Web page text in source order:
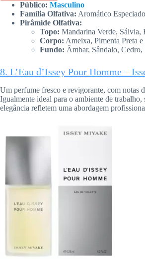
Público: Masculino
Família Olfativa: Aromático
Pirâmide Olfativa:
Topo: Mandarina Verde, Sálvia,
Corpo: Ameixa, Pimenta Preta
Fundo: Âmbar, Sândalo,
8. L’Eau d’Issey Pour Homme –
Um perfume fresco e revigorante, com notas
Igualmente ideal para o ambiente de trabalho,
elegância refletem uma abordagem